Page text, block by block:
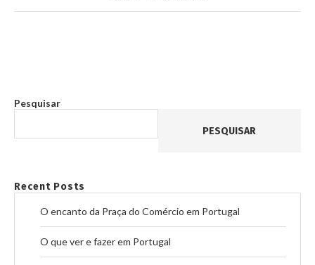
Pesquisar
PESQUISAR
Recent Posts
O encanto da Praça do Comércio em Portugal
O que ver e fazer em Portugal